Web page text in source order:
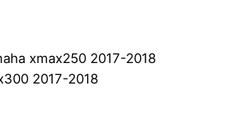
xmax250 2017-2018
2017-2018